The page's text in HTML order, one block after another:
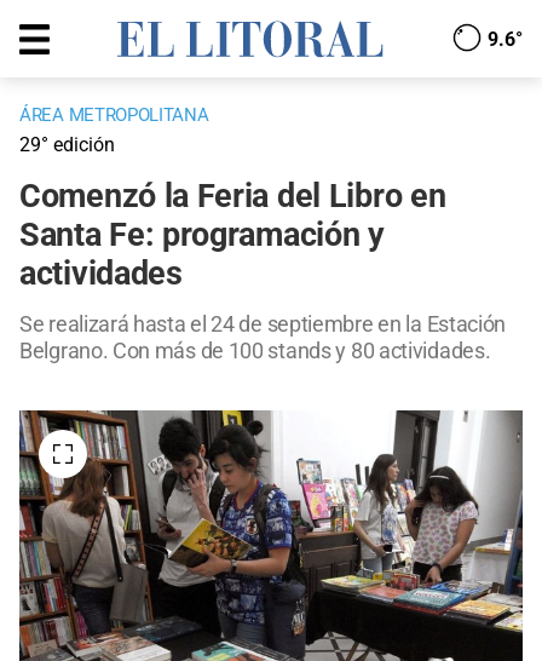
9.6°
ÁREA METROPOLITANA
29° edición
Comenzó la Feria del Libro en
Santa Fe: programación y
actividades
Se realizará hasta el 24 de septiembre en la Estación
Belgrano. Con más de 100 stands y 80 actividades.